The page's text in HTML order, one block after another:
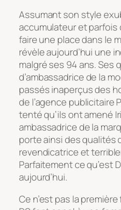
Assumant son style
accumulateur et parfois
faire une place dans le
révèle aujourd’hui une
malgré ses 94 ans. Ses
d’ambassadrice de la
passés inaperçus des
de l’agence publicitaire
tenté qu’ils ont amené
ambassadrice de la
porte ainsi des qualités
revendicatrice et
Parfaitement ce qu’est
aujourd’hui.
Ce n’est pas la